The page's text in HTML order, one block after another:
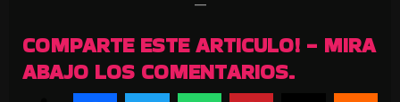
COMPARTE ESTE ARTICULO! - MIRA
ABAJO LOS COMENTARIOS.